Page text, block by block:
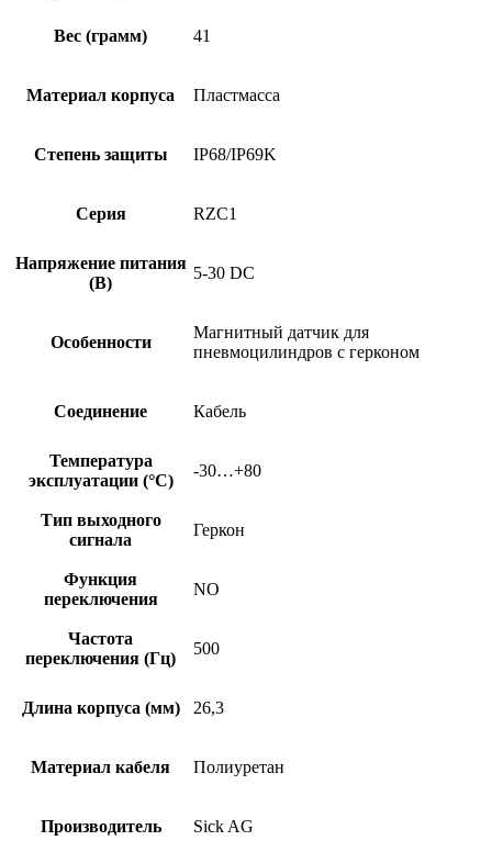
Вес (грамм) 41
Материал корпуса Пластмасса
Степень защиты IP68/IP69K
Серия RZC1
Напряжение питания
(В)
5-30 DC
Особенности
Магнитный датчик для
пневмоцилиндров с герконом
Соединение Кабель
Температура
эксплуатации (°C)
-30…+80
Тип выходного
сигнала
Геркон
Функция
переключения
NO
Частота
переключения (Гц)
500
Длина корпуса (мм) 26,3
Материал кабеля Полиуретан
Производитель Sick AG